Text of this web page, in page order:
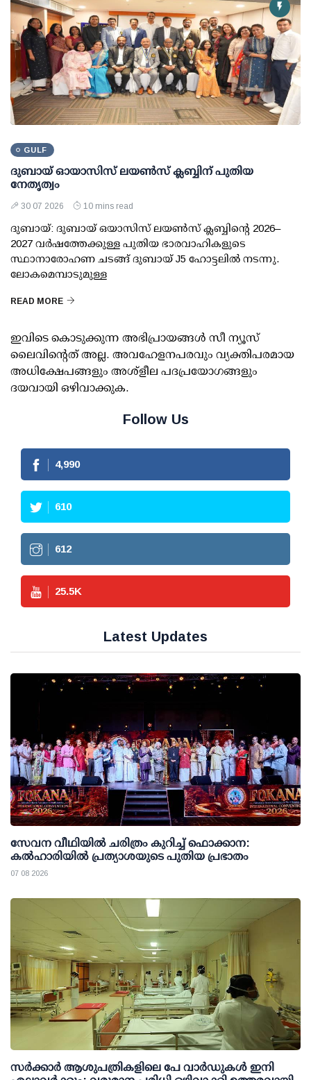
GULF
ദുബായ് ഓയാസിസ് ലയൺസ് ക്ലബ്ബിന് പുതിയ
നേതൃത്വം
30 07 2026 10 mins read
ദുബായ്: ദുബായ് ഒയാസിസ് ലയൺസ് ക്ലബ്ബിന്റെ 2026–
2027 വർഷത്തേക്കുള്ള പുതിയ ഭാരവാഹികളുടെ
സ്ഥാനാരോഹണ ചടങ്ങ് ദുബായ് J5 ഹോട്ടലിൽ നടന്നു.
ലോകമെമ്പാടുമുള്ള
READ MORE
ഇവിടെ കൊടുക്കുന്ന അഭിപ്രായങ്ങള്‍ സീ ന്യൂസ്
ലൈവിന്റെത് അല്ല. അവഹേളനപരവും വ്യക്തിപരമായ
അധിക്ഷേപങ്ങളും അശ്‌ളീല പദപ്രയോഗങ്ങളും
ദയവായി ഒഴിവാക്കുക.
Follow Us
4,990
610
612
25.5K
Latest Updates
സേവന വീഥിയില്‍ ചരിത്രം കുറിച്ച് ഫൊക്കാന:
കല്‍ഹാരിയില്‍ പ്രത്യാശയുടെ പുതിയ പ്രഭാതം
07 08 2026
സര്‍ക്കാര്‍ ആശുപത്രികളിലെ പേ വാര്‍ഡുകള്‍ ഇനി